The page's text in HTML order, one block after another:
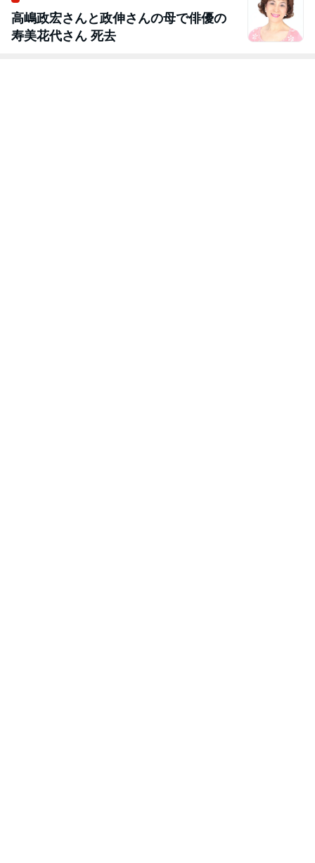
高嶋政宏さんと政伸さんの母で俳優の
寿美花代さん 死去